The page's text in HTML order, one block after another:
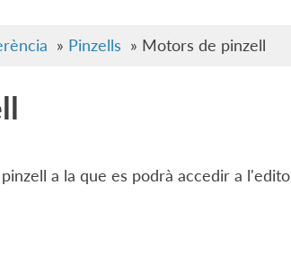
» Pinzells » Motors de pinzell
a la que es podrà accedir a